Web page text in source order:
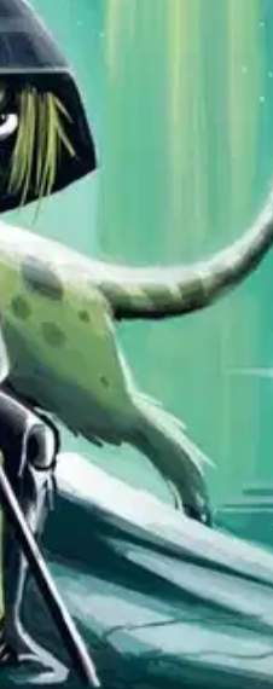
tuntemattomalle
päällikön tehtävän, joka ei ole
avuksi tulee kuitenkin
kirjablogi Kepler62:
etenevät itsenäisesti. Pasi
luoneet Kepler62-
yli kymmenelle kielelle.